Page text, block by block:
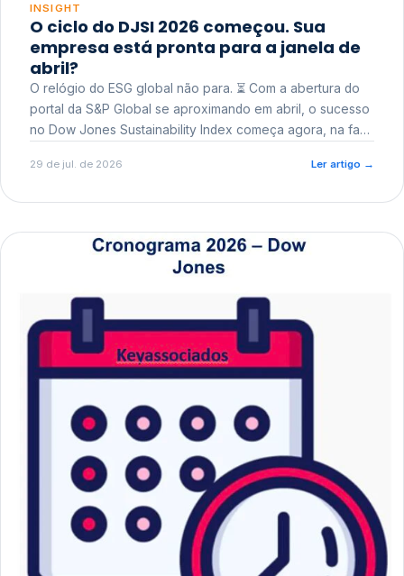
INSIGHT
O ciclo do DJSI 2026 começou. Sua
empresa está pronta para a janela de
abril?
O relógio do ESG global não para. ⏳ Com a abertura do
portal da S&P Global se aproximando em abril, o sucesso
no Dow Jones Sustainability Index começa agora, na fase
29 de jul. de 2026 Ler artigo →